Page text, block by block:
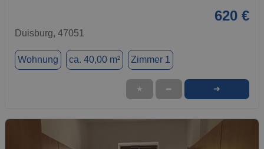
620 €
Duisburg, 47051
Wohnung ca. 40,00 m² Zimmer 1
★ ➦ ➜